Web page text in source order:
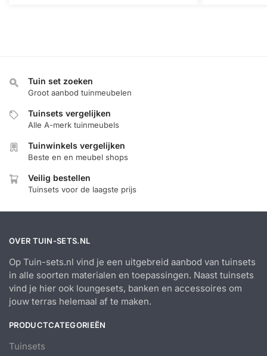
Tuin set zoeken
Groot aanbod tuinmeubelen
Tuinsets vergelijken
Alle A-merk tuinmeubels
Tuinwinkels vergelijken
Beste en en meubel shops
Veilig bestellen
Tuinsets voor de laagste prijs
OVER TUIN-SETS.NL
Op Tuin-sets.nl vind je een uitgebreid aanbod van tuinsets
in alle soorten materialen en toepassingen. Naast tuinsets
vind je hier ook loungesets, banken en accessoires om
jouw terras helemaal af te maken.
PRODUCTCATEGORIEËN
Tuinsets